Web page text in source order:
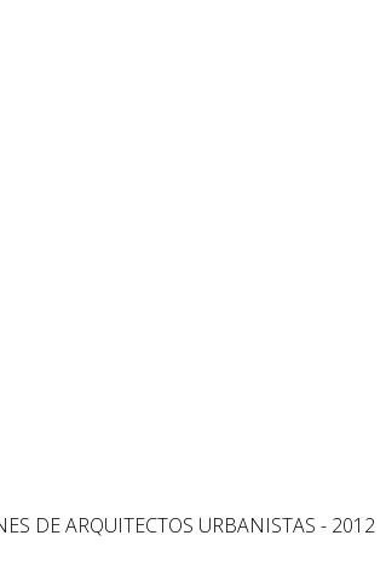
DE ARQUITECTOS URBANISTAS - 2012